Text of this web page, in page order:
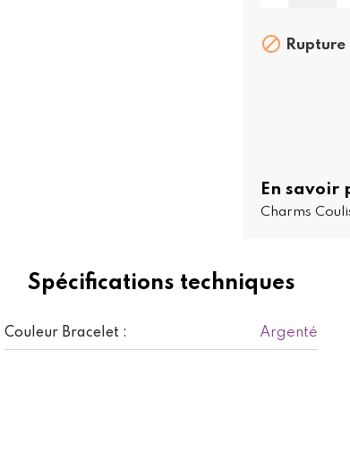
Spécifications techniques
Couleur Bracelet : Argenté
 Rupture
En savoir
Charms